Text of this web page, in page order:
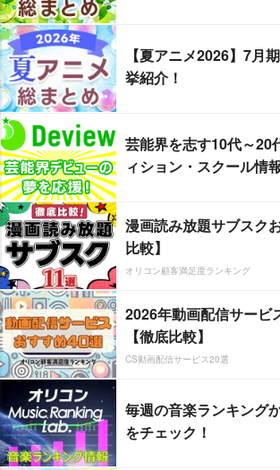
【夏アニメ2026】7月
挙紹介！
芸能界を志す10代～
ィション・スクール情
漫画読み放題サブスク
比較】
オリコン顧客満足度ランキング
2026年動画配信サービ
【徹底比較】
CS動画配信サービス20選
毎週の音楽ランキング
をチェック！